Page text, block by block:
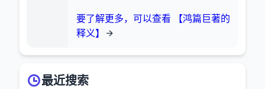
要了解更多，可以查看 【鸿篇巨著的
释义】
最近搜索